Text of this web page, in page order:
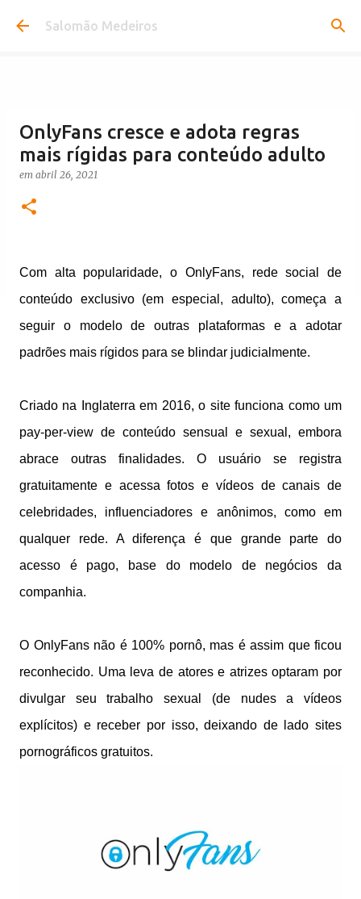
Pular para o conteúdo principal
Salomão Medeiros
OnlyFans cresce e adota regras
mais rígidas para conteúdo adulto
em abril 26, 2021
Com alta popularidade, o OnlyFans, rede social de
conteúdo exclusivo (em especial, adulto), começa a
seguir o modelo de outras plataformas e a adotar
padrões mais rígidos para se blindar judicialmente.
Criado na Inglaterra em 2016, o site funciona como um
pay-per-view de conteúdo sensual e sexual, embora
abrace outras finalidades. O usuário se registra
gratuitamente e acessa fotos e vídeos de canais de
celebridades, influenciadores e anônimos, como em
qualquer rede. A diferença é que grande parte do
acesso é pago, base do modelo de negócios da
companhia.
O OnlyFans não é 100% pornô, mas é assim que ficou
reconhecido. Uma leva de atores e atrizes optaram por
divulgar seu trabalho sexual (de nudes a vídeos
explícitos) e receber por isso, deixando de lado sites
pornográficos gratuitos.